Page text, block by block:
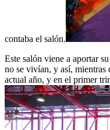
contaba el salón.
Este salón viene a aportar
no se vivían, y así, mientras
actual año, y en el primer